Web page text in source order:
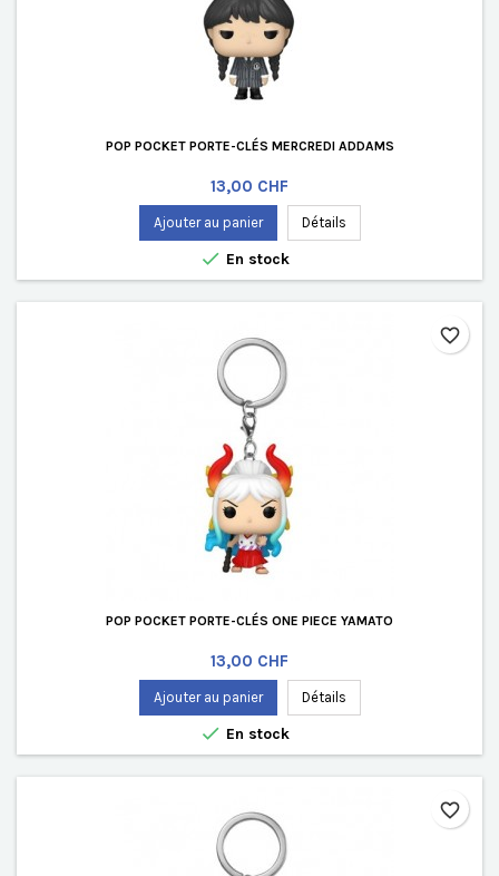
POP POCKET PORTE-CLÉS MERCREDI ADDAMS
Prix
13,00 CHF
Ajouter au panier Détails
 En stock
POP POCKET PORTE-CLÉS ONE PIECE YAMATO
Prix
13,00 CHF
Ajouter au panier Détails
 En stock
favorite_border
favorite_border